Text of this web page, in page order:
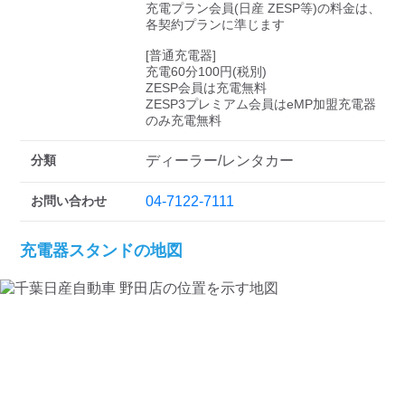
充電プラン会員(日産 ZESP等)の料金は、
各契約プランに準じます
[普通充電器]
充電60分100円(税別)
ZESP会員は充電無料
ZESP3プレミアム会員はeMP加盟充電器
のみ充電無料
分類 ディーラー/レンタカー
お問い合わせ 04-7122-7111
充電器スタンドの地図